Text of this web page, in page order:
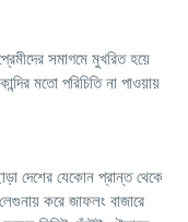
সমাগমে মুখরিত হয়ে
মতো পরিচিতি না পাওয়ায়
দেশের যেকোন প্রান্ত থেকে
করে জাফলং বাজারে